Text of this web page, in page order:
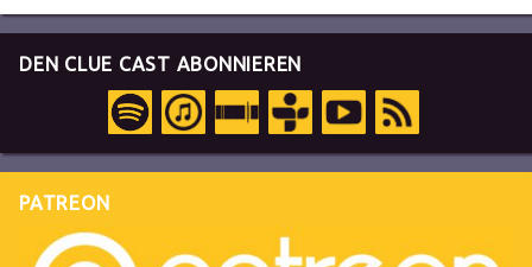
DEN CLUE CAST ABONNIEREN
PATREON